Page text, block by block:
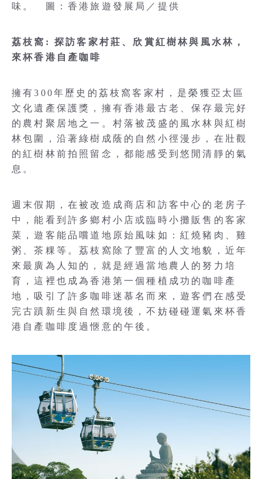
味。 圖：香港旅遊發展局／提供
荔枝窩: 探訪客家村莊、欣賞紅樹林與風水林，
來杯香港自產咖啡
擁有300年歷史的荔枝窩客家村，是榮獲亞太區
文化遺產保護獎，擁有香港最古老、保存最完好
的農村聚居地之一。村落被茂盛的風水林與紅樹
林包圍，沿著綠樹成蔭的自然小徑漫步，在壯觀
的紅樹林前拍照留念，都能感受到悠閒清靜的氣
息。
週末假期，在被改造成商店和訪客中心的老房子
中，能看到許多鄉村小店或臨時小攤販售的客家
菜，遊客能品嚐道地原始風味如：紅燒豬肉、雞
粥、茶粿等。荔枝窩除了豐富的人文地貌，近年
來最廣為人知的，就是經過當地農人的努力培
育，這裡也成為香港第一個種植成功的咖啡產
地，吸引了許多咖啡迷慕名而來，遊客們在感受
完古蹟新生與自然環境後，不妨碰碰運氣來杯香
港自產咖啡度過愜意的午後。